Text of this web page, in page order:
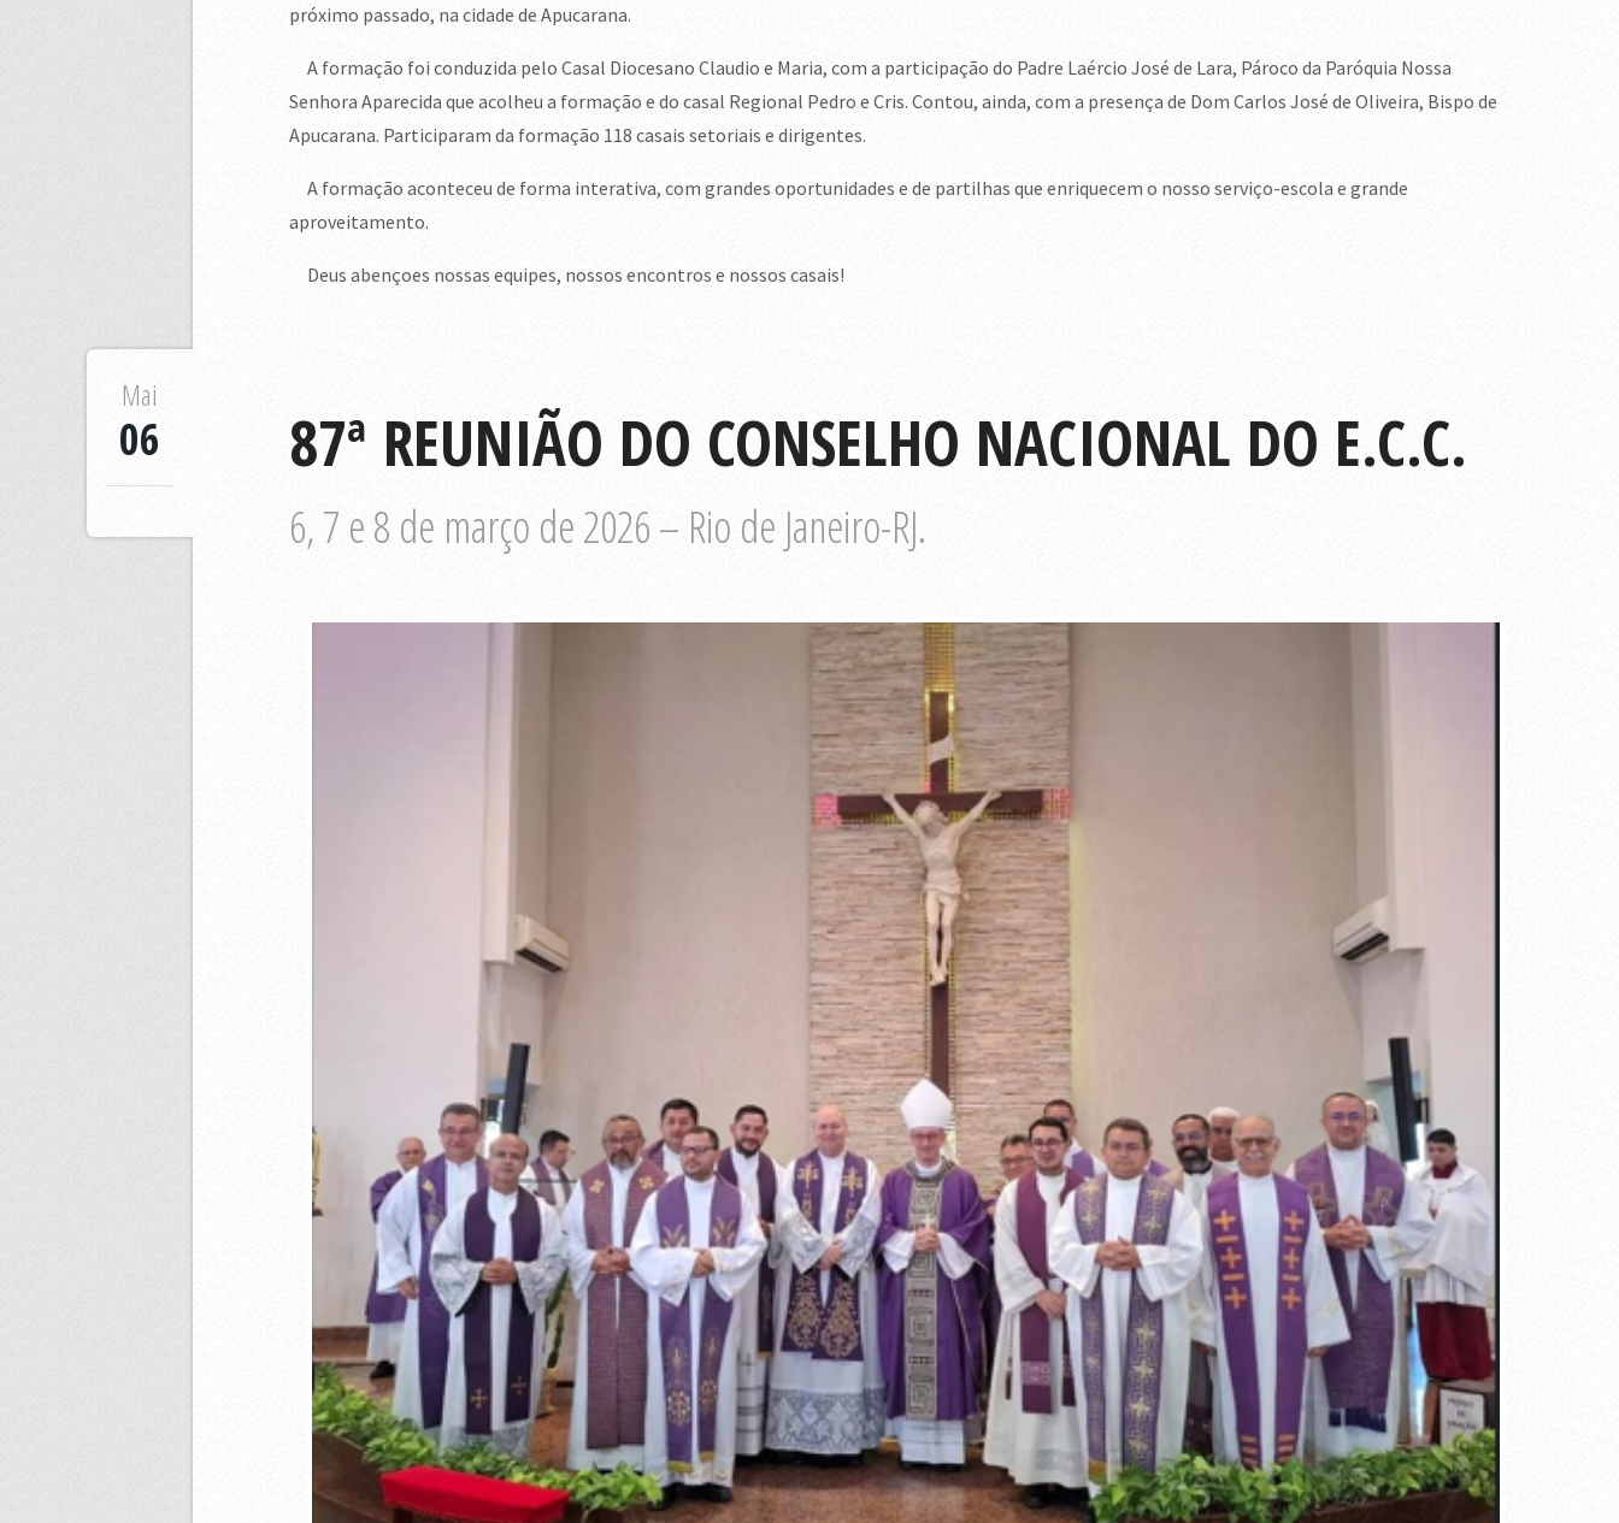
próximo passado, na cidade de Apucarana.
A formação foi conduzida pelo Casal Diocesano Claudio e Maria, com a participação do Padre Laércio José de Lara, Pároco da Paróquia Nossa
Senhora Aparecida que acolheu a formação e do casal Regional Pedro e Cris. Contou, ainda, com a presença de Dom Carlos José de Oliveira, Bispo de
Apucarana. Participaram da formação 118 casais setoriais e dirigentes.
A formação aconteceu de forma interativa, com grandes oportunidades e de partilhas que enriquecem o nosso serviço-escola e grande
aproveitamento.
Deus abençoes nossas equipes, nossos encontros e nossos casais!
87ª REUNIÃO DO CONSELHO NACIONAL DO E.C.C.
6, 7 e 8 de março de 2026 – Rio de Janeiro-RJ.
Mai
06